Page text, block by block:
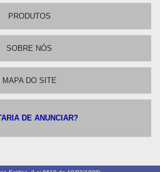
PRODUTOS
SOBRE NÓS
MAPA DO SITE
DE ANUNCIAR?